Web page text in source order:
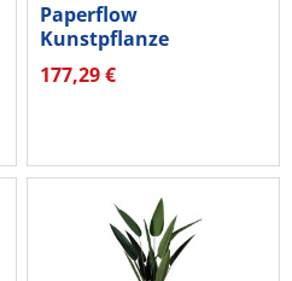
Paperflow
Kunstpflanze
PAPALM160 Palme
160cm
177,29 €